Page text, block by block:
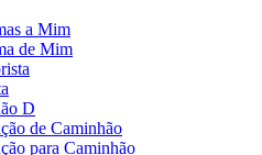
a Mim
de Mim
D
de Caminhão
para Caminhão